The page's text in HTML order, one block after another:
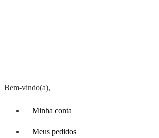
Bem-vindo(a),
Minha conta
Meus pedidos